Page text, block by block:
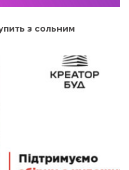
з сольним